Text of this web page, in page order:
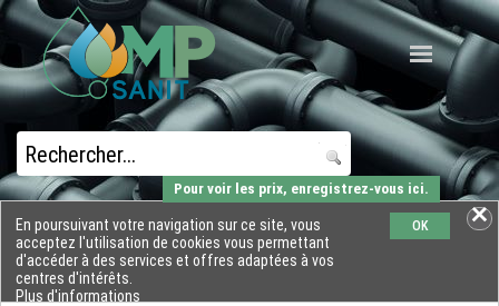
En poursuivant votre navigation sur ce site, vous
acceptez l'utilisation de cookies vous permettant
d'accéder à des services et offres adaptées à vos
centres d'intérêts.
Plus d'informations
OK
Pour voir les prix, enregistrez-vous ici.